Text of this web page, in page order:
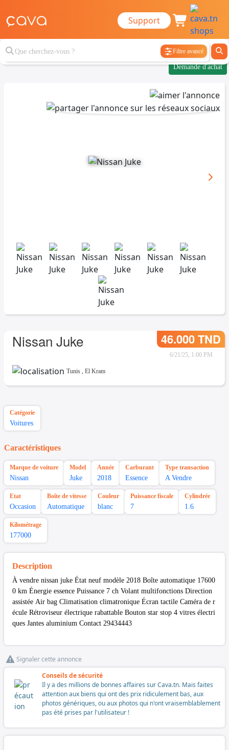
Support
Filtre avancé
Demande d'achat
Nissan Juke 46.000 TND
6/21/25, 1:00 PM
Tunis , El Kram
Catégorie
Voitures
Caractéristiques
Marque de voiture
Nissan
Model
Juke
Année
2018
Carburant
Essence
Type transaction
A Vendre
Etat
Occasion
Boîte de vitesse
Automatique
Couleur
blanc
Puissance fiscale
7
Cylindrée
1.6
Kilométrage
177000
Description
À vendre nissan juke État neuf modèle 2018 Boîte automatique 17600
0 km Énergie essence Puissance 7 ch Volant multifonctions Direction
assistée Air bag Climatisation climatronique Écran tactile Caméra de r
écule Rétroviseur électrique rabattable Bouton star stop 4 vitres électri
ques Jantes aluminium Contact 29434443
Signaler cette annonce
Conseils de sécurité
Il y a des millions de bonnes affaires sur Cava.tn. Mais faites
attention aux biens qui ont des prix ridiculement bas, aux
photos génériques, ou aux photos qui n'ont vraisemblablement
pas été prises par l'utilisateur !